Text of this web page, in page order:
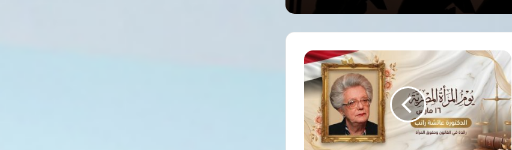
أحمد
عبد
الظاهر:
يوم
المرأة
المصرية
مناسبة
لاستحضار